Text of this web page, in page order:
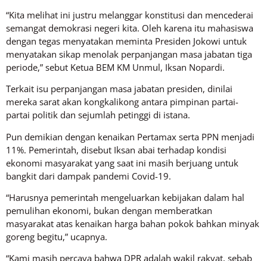
“Kita melihat ini justru melanggar konstitusi dan mencederai
semangat demokrasi negeri kita. Oleh karena itu mahasiswa
dengan tegas menyatakan meminta Presiden Jokowi untuk
menyatakan sikap menolak perpanjangan masa jabatan tiga
periode,” sebut Ketua BEM KM Unmul, Iksan Nopardi.
Terkait isu perpanjangan masa jabatan presiden, dinilai
mereka sarat akan kongkalikong antara pimpinan partai-
partai politik dan sejumlah petinggi di istana.
Pun demikian dengan kenaikan Pertamax serta PPN menjadi
11%. Pemerintah, disebut Iksan abai terhadap kondisi
ekonomi masyarakat yang saat ini masih berjuang untuk
bangkit dari dampak pandemi Covid-19.
“Harusnya pemerintah mengeluarkan kebijakan dalam hal
pemulihan ekonomi, bukan dengan memberatkan
masyarakat atas kenaikan harga bahan pokok bahkan minyak
goreng begitu,” ucapnya.
“Kami masih percaya bahwa DPR adalah wakil rakyat, sebab